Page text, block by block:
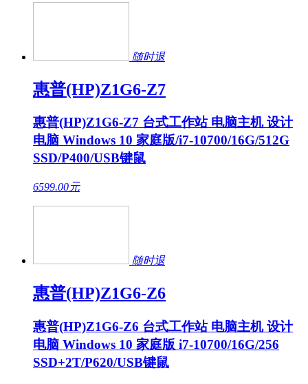
随时退
惠普(HP)Z1G6-Z7
惠普(HP)Z1G6-Z7 台式工作站 电脑主机 设计
电脑 Windows 10 家庭版/i7-10700/16G/512G
SSD/P400/USB键鼠
6599.00元
随时退
惠普(HP)Z1G6-Z6
惠普(HP)Z1G6-Z6 台式工作站 电脑主机 设计
电脑 Windows 10 家庭版 i7-10700/16G/256
SSD+2T/P620/USB键鼠